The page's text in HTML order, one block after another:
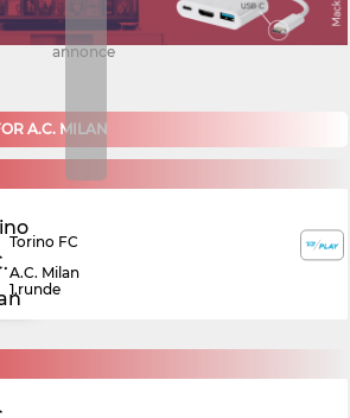
annonce
A.C. MILAN
Torino FC
A.C. Milan
1.runde